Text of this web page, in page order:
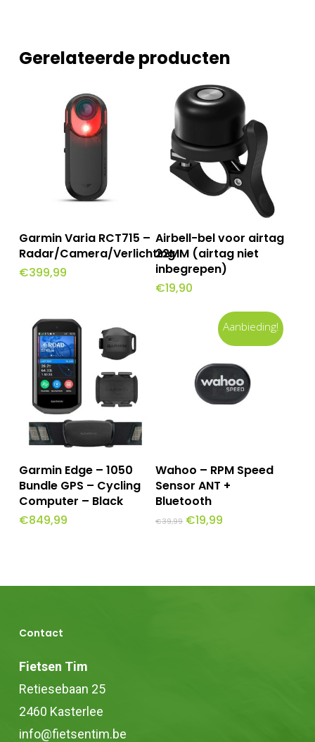
Gerelateerde producten
Toevoegen Aan
Winkelwagen
Garmin Varia RCT715 –
Radar/Camera/Verlichting
€399,99
Toevoegen Aan
Winkelwagen
Airbell-bel voor airtag
22MM (airtag niet
inbegrepen)
€19,90
Toevoegen Aan
Winkelwagen
Garmin Edge – 1050
Bundle GPS – Cycling
Computer – Black
€849,99
Aanbieding!
Toevoegen Aan
Winkelwagen
Wahoo – RPM Speed
Sensor ANT +
Bluetooth
€39,99 Oorspronkelijke
prijs
€19,99
Contact
Fietsen Tim
Retiesebaan 25
2460 Kasterlee
info@fietsentim.be